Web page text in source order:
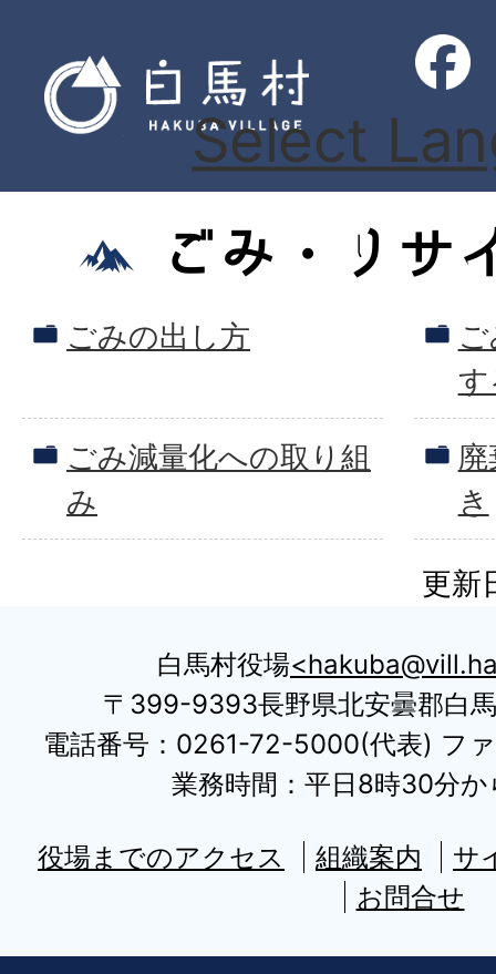
Select
ごみ・リサ
ごみの出し方
す
ごみ減量化への取り組
み
き
更新
白馬村役場
〒399-9393長野県北安曇郡白
電話番号：0261-72-5000(代表) フ
業務時間：平日8時30分か
役場までのアクセス 組織案内
サ
お問合せ